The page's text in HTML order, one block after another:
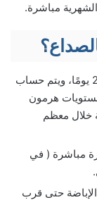
مباشرة.
تستمر الدورة الشهرية عند معظم النساء 28 يومًا، ويتم حساب
هرمون
خلال معظم
مباشرة ( في
حتى قرب